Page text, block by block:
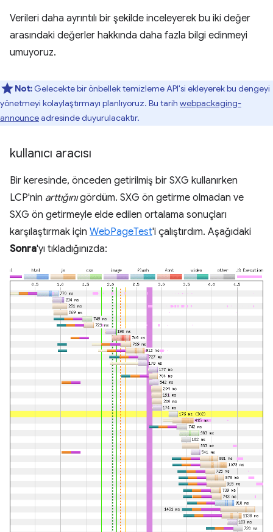
Verileri daha ayrıntılı bir şekilde inceleyerek bu iki değer
arasındaki değerler hakkında daha fazla bilgi edinmeyi
umuyoruz.
Not: Gelecekte bir önbellek temizleme API'si ekleyerek bu dengeyi
yönetmeyi kolaylaştırmayı planlıyoruz. Bu tarih webpackaging-
announceadresinde duyurulacaktır.
kullanıcı aracısı
Bir keresinde, önceden getirilmiş bir SXG kullanırken
LCP'nin arttığınıgördüm. SXG ön getirme olmadan ve
SXG ön getirmeyle elde edilen ortalama sonuçları
karşılaştırmak için WebPageTest'i çalıştırdım. Aşağıdaki
Sonra'yı tıkladığınızda: